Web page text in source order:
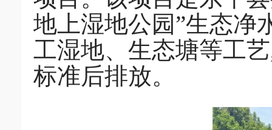
地上湿地公园”生态净
工湿地、生态塘等工
标准后排放。